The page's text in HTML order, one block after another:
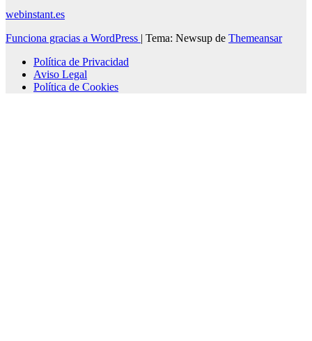
webinstant.es
Funciona gracias a WordPress | Tema: Newsup de Themeansar
Política de Privacidad
Aviso Legal
Política de Cookies